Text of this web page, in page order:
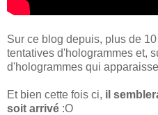
Sur ce blog depuis, plus de
tentatives d'hologrammes et,
d'hologrammes qui
Et bien cette fois ci, il
soit arrivé :O